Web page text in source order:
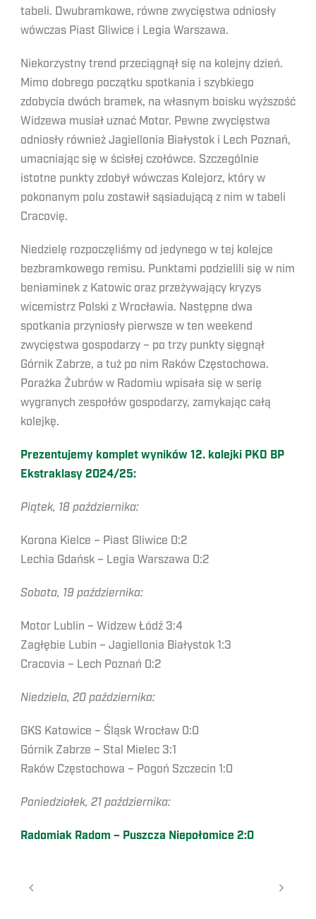
tabeli. Dwubramkowe, równe zwycięstwa odniosły
wówczas Piast Gliwice i Legia Warszawa.
Niekorzystny trend przeciągnął się na kolejny dzień.
Mimo dobrego początku spotkania i szybkiego
zdobycia dwóch bramek, na własnym boisku wyższość
Widzewa musiał uznać Motor. Pewne zwycięstwa
odniosły również Jagiellonia Białystok i Lech Poznań,
umacniając się w ścisłej czołówce. Szczególnie
istotne punkty zdobył wówczas Kolejorz, który w
pokonanym polu zostawił sąsiadującą z nim w tabeli
Cracovię.
Niedzielę rozpoczęliśmy od jedynego w tej kolejce
bezbramkowego remisu. Punktami podzielili się w nim
beniaminek z Katowic oraz przeżywający kryzys
wicemistrz Polski z Wrocławia. Następne dwa
spotkania przyniosły pierwsze w ten weekend
zwycięstwa gospodarzy – po trzy punkty sięgnął
Górnik Zabrze, a tuż po nim Raków Częstochowa.
Porażka Żubrów w Radomiu wpisała się w serię
wygranych zespołów gospodarzy, zamykając całą
kolejkę.
Prezentujemy komplet wyników 12. kolejki PKO BP
Ekstraklasy 2024/25:
Piątek, 18 października:
Korona Kielce – Piast Gliwice 0:2
Lechia Gdańsk – Legia Warszawa 0:2
Sobota, 19 października:
Motor Lublin – Widzew Łódź 3:4
Zagłębie Lubin – Jagiellonia Białystok 1:3
Cracovia – Lech Poznań 0:2
Niedziela, 20 października:
GKS Katowice – Śląsk Wrocław 0:0
Górnik Zabrze – Stal Mielec 3:1
Raków Częstochowa – Pogoń Szczecin 1:0
Poniedziałek, 21 października:
Radomiak Radom – Puszcza Niepołomice 2:0